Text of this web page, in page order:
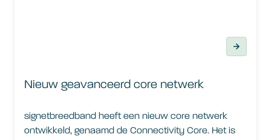
Nieuw geavanceerd core netwerk
signetbreedband heeft een nieuw core netwerk
ontwikkeld, genaamd de Connectivity Core. Het is